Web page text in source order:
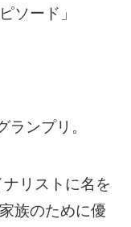
ソード」
ンプリ。
リストに名を
族のために優